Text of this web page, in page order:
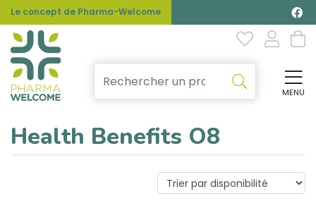
Le concept de Pharma-Welcome
MENU
Health Benefits O8